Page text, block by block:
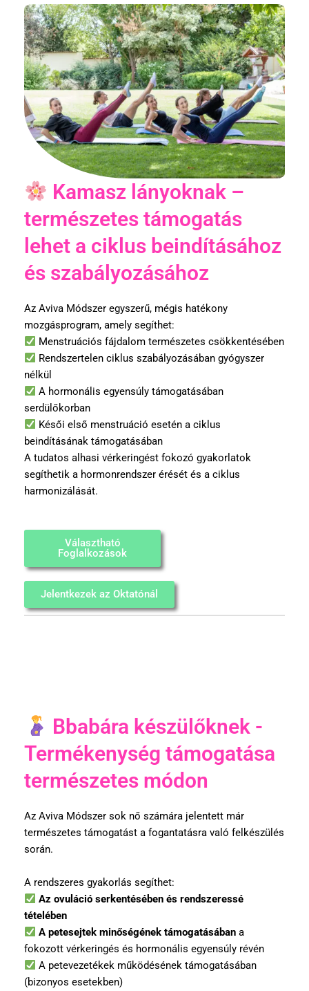
Kamasz lányoknak –
természetes támogatás
lehet a ciklus beindításához
és szabályozásához
Az Aviva Módszer egyszerű, mégis hatékony
mozgásprogram, amely segíthet:
Menstruációs fájdalom természetes csökkentésében
Rendszertelen ciklus szabályozásában gyógyszer
nélkül
A hormonális egyensúly támogatásában
serdülőkorban
Késői első menstruáció esetén a ciklus
beindításának támogatásában
A tudatos alhasi vérkeringést fokozó gyakorlatok
segíthetik a hormonrendszer érését és a ciklus
harmonizálását.
Választható
Foglalkozások
Jelentkezek az Oktatónál
Bbabára készülőknek -
Termékenység támogatása
természetes módon
Az Aviva Módszer sok nő számára jelentett már
természetes támogatást a fogantatásra való felkészülés
során.
A rendszeres gyakorlás segíthet:
Az ovuláció serkentésében és rendszeressé
tételében
A petesejtek minőségének támogatásábana
fokozott vérkeringés és hormonális egyensúly révén
A petevezetékek működésének támogatásában
(bizonyos esetekben)